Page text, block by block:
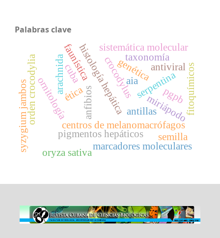
Palabras clave
histología hepática
centros de melanomacrófagos
pigmentos hepáticos
anfibios
ornitología
cuba genética
marcadores moleculares
crocodylus
sistemática molecular
orden crocodylia serpentina
syzygium jambos miriápodo
arachnidafaunística taxonomía
antillas
antiviralfitoquímicos
ética
aia
oryza sativa
semilla
pgpb